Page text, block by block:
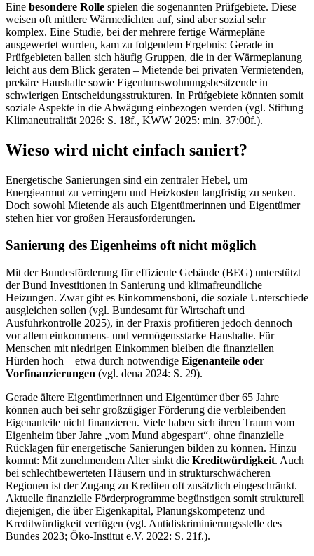
Eine besondere Rolle spielen die sogenannten Prüfgebiete. Diese
weisen oft mittlere Wärmedichten auf, sind aber sozial sehr
komplex. Eine Studie, bei der mehrere fertige Wärmepläne
ausgewertet wurden, kam zu folgendem Ergebnis: Gerade in
Prüfgebieten ballen sich häufig Gruppen, die in der Wärmeplanung
leicht aus dem Blick geraten – Mietende bei privaten Vermietenden,
prekäre Haushalte sowie Eigentumswohnungsbesitzende in
schwierigen Entscheidungsstrukturen. In Prüfgebiete könnten somit
soziale Aspekte in die Abwägung einbezogen werden (vgl. Stiftung
Klimaneutralität 2026: S. 18f., KWW 2025: min. 37:00f.).
Wieso wird nicht einfach saniert?
Energetische Sanierungen sind ein zentraler Hebel, um
Energiearmut zu verringern und Heizkosten langfristig zu senken.
Doch sowohl Mietende als auch Eigentümerinnen und Eigentümer
stehen hier vor großen Herausforderungen.
Sanierung des Eigenheims oft nicht möglich
Mit der Bundesförderung für effiziente Gebäude (BEG) unterstützt
der Bund Investitionen in Sanierung und klimafreundliche
Heizungen. Zwar gibt es Einkommensboni, die soziale Unterschiede
ausgleichen sollen (vgl. Bundesamt für Wirtschaft und
Ausfuhrkontrolle 2025), in der Praxis profitieren jedoch dennoch
vor allem einkommens- und vermögensstarke Haushalte. Für
Menschen mit niedrigen Einkommen bleiben die finanziellen
Hürden hoch – etwa durch notwendige Eigenanteile oder
Vorfinanzierungen (vgl. dena 2024: S. 29).
Gerade ältere Eigentümerinnen und Eigentümer über 65 Jahre
können auch bei sehr großzügiger Förderung die verbleibenden
Eigenanteile nicht finanzieren. Viele haben sich ihren Traum vom
Eigenheim über Jahre „vom Mund abgespart“, ohne finanzielle
Rücklagen für energetische Sanierungen bilden zu können. Hinzu
kommt: Mit zunehmendem Alter sinkt die Kreditwürdigkeit. Auch
bei schlechtbewerteten Häusern und in strukturschwächeren
Regionen ist der Zugang zu Krediten oft zusätzlich eingeschränkt.
Aktuelle finanzielle Förderprogramme begünstigen somit strukturell
diejenigen, die über Eigenkapital, Planungskompetenz und
Kreditwürdigkeit verfügen (vgl. Antidiskriminierungsstelle des
Bundes 2023; Öko-Institut e.V. 2022: S. 21f.).